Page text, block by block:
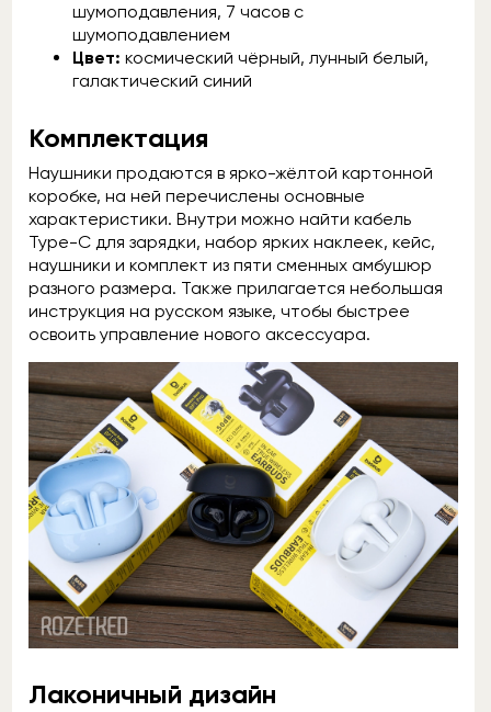
шумоподавления, 7 часов с
шумоподавлением
Цвет: космический чёрный, лунный белый,
галактический синий
Комплектация
Наушники продаются в ярко-жёлтой картонной
коробке, на ней перечислены основные
характеристики. Внутри можно найти кабель
Type-C для зарядки, набор ярких наклеек, кейс,
наушники и комплект из пяти сменных амбушюр
разного размера. Также прилагается небольшая
инструкция на русском языке, чтобы быстрее
освоить управление нового аксессуара.
Лаконичный дизайн